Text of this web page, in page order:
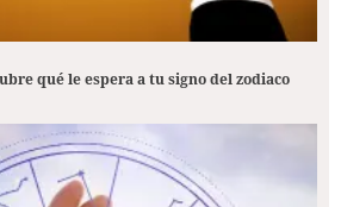
qué le espera a tu signo del zodiaco